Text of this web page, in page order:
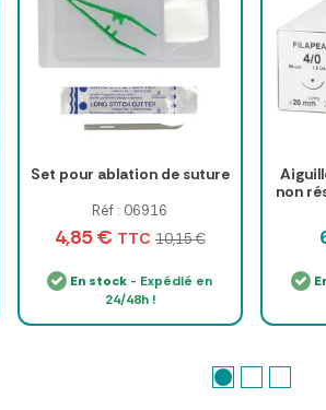
Set pour ablation de suture
Réf : 06916
4,85 € TTC 10,15 €
En stock - Expédié en
24/48h !
non